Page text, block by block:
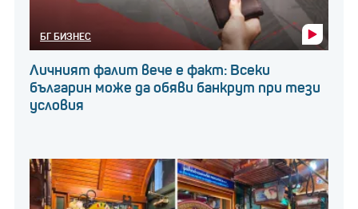
БГ БИЗНЕС
Личният фалит вече е факт: Всеки
българин може да обяви банкрут при тези
условия